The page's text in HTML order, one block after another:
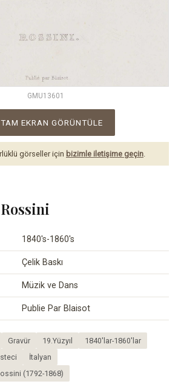
GMU13601
TAM EKRAN GÖRÜNTÜLE
görseller için bizimle iletişime geçin
1840's-1860's
Çelik Baskı
Müzik ve Dans
Publie Par Blaisot
Gravür 19.Yüzyıl
1840'lar-1860'lar
İtalyan
(1792-1868)